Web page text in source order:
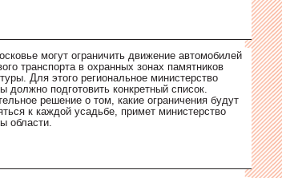
могут ограничить движение автомобилей
транспорта в охранных зонах памятников
Для этого региональное министерство
должно подготовить конкретный список.
решение о том, какие ограничения будут
к каждой усадьбе, примет министерство
области.